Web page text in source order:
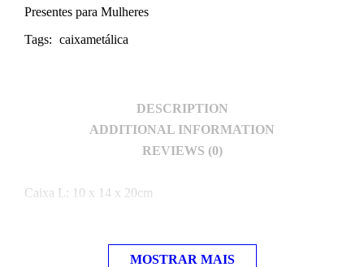
Presentes para Mulheres
Tags: caixametálica
DESCRIPTION
ADDITIONAL INFORMATION
REVIEWS (0)
Caixa L: 10 x 14 x 20cm
MOSTRAR MAIS